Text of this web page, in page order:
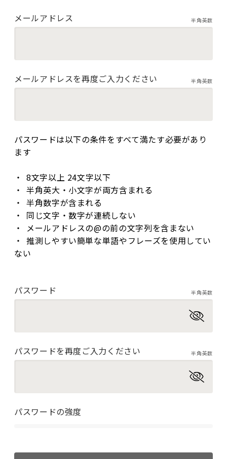
メールアドレス
半角英数
メールアドレスを再度ご入力ください 半角英数
パスワードは以下の条件をすべて満たす必要があり
ます
8文字以上 24文字以下
半角英大・小文字が両方含まれる
半角数字が含まれる
同じ文字・数字が連続しない
メールアドレスの@の前の文字列を含まない
推測しやすい簡単な単語やフレーズを使用してい
ない
パスワード 半角英数
パスワードを再度ご入力ください 半角英数
パスワードの強度